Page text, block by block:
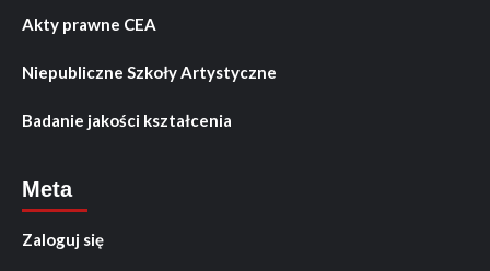
Akty prawne CEA
Niepubliczne Szkoły Artystyczne
Badanie jakości kształcenia
Meta
Zaloguj się